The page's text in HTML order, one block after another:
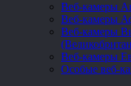
Веб-камеры
Веб-камеры
Веб-камеры
Веб-камеры
Особые веб-